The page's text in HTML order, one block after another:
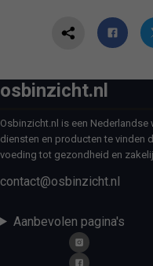
osbinzicht.nl
Osbinzicht.nl is een
diensten en producten te vinden
voeding tot gezondheid en
contact@osbinzicht.nl
Aanbevolen pagina's